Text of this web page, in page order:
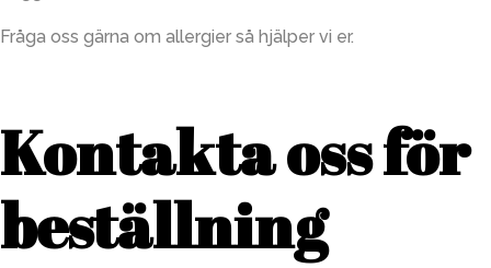
Fråga oss gärna om allergier så hjälper vi er.
Kontakta oss för
beställning